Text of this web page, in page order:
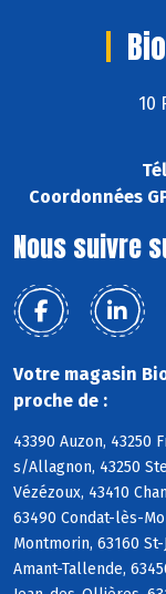
10
Coordonnées
Nous suivre
Votre magasin
proche de :
43390 Auzon, 43250
s/Allagnon, 43250
Vézézoux, 43410
63490 Condat-lès-
Montmorin, 63160
Amant-Tallende,